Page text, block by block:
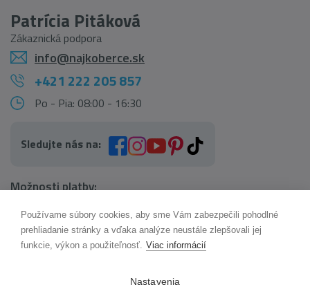
Patrícia Pitáková
Zákaznická podpora
info@najkoberce.sk
+421 222 205 857
Po - Pia: 08:00 - 16:30
Sledujte nás na:
Možnosti platby:
Používame súbory cookies, aby sme Vám zabezpečili pohodlné
prehliadanie stránky a vďaka analýze neustále zlepšovali jej
funkcie, výkon a použiteľnosť. Viac informácií
Nastavenia
AI pomocník Maxík
Online